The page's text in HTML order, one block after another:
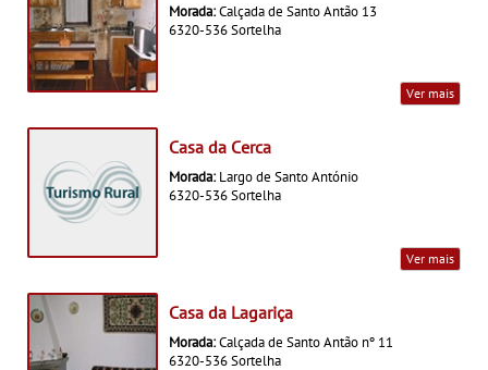
Morada:Calçada de Santo Antão 13
6320-536 Sortelha
Ver mais
Casa da Cerca
Morada: Largo de Santo António
6320-536 Sortelha
Ver mais
Casa da Lagariça
Morada:Calçada de Santo Antão nº 11
6320-536 Sortelha